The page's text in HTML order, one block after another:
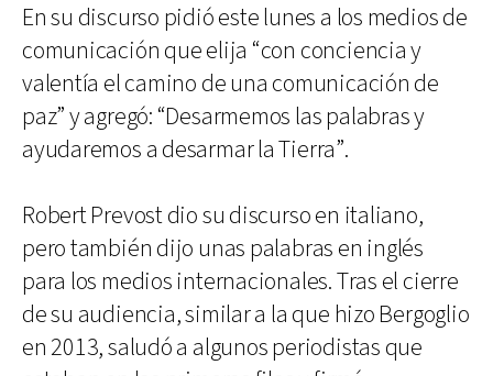
En su discurso pidió este lunes a los medios de
comunicación que elija “con conciencia y
valentía el camino de una comunicación de
paz” y agregó: “Desarmemos las palabras y
ayudaremos a desarmar la Tierra”.
Robert Prevost dio su discurso en italiano,
pero también dijo unas palabras en inglés
para los medios internacionales. Tras el cierre
de su audiencia, similar a la que hizo Bergoglio
en 2013, saludó a algunos periodistas que